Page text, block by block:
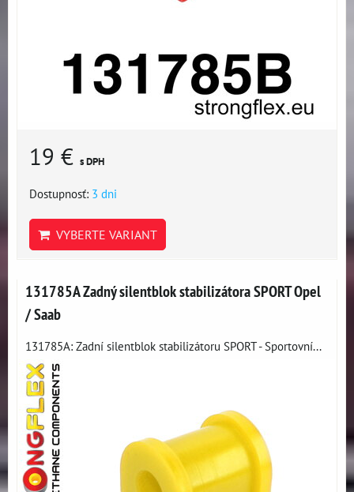
19 € s DPH
Dostupnosť: 3 dni
VYBERTE VARIANT
131785A Zadný silentblok stabilizátora SPORT Opel
/ Saab
131785A: Zadní silentblok stabilizátoru SPORT - Sportovní...